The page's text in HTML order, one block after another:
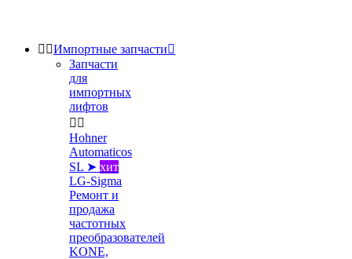
 Импортные запчасти
Запчасти
для
импортных
лифтов
 
Hohner
Automaticos
SL ➤ хит
LG-Sigma
Ремонт и
продажа
частотных
преобразователей
KONE,